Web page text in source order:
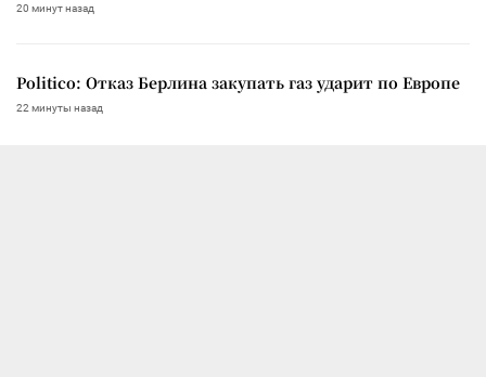
20 минут назад
Politico: Отказ Берлина закупать газ ударит по Европе
22 минуты назад